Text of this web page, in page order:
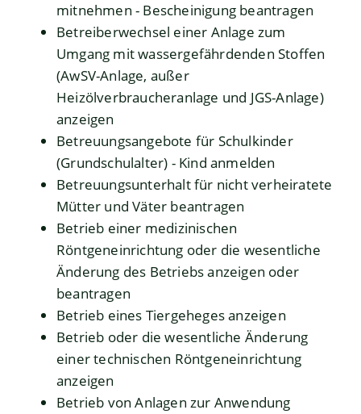
mitnehmen - Bescheinigung beantragen
Betreiberwechsel einer Anlage zum
Umgang mit wassergefährdenden Stoffen
(AwSV-Anlage, außer
Heizölverbraucheranlage und JGS-Anlage)
anzeigen
Betreuungsangebote für Schulkinder
(Grundschulalter) - Kind anmelden
Betreuungsunterhalt für nicht verheiratete
Mütter und Väter beantragen
Betrieb einer medizinischen
Röntgeneinrichtung oder die wesentliche
Änderung des Betriebs anzeigen oder
beantragen
Betrieb eines Tiergeheges anzeigen
Betrieb oder die wesentliche Änderung
einer technischen Röntgeneinrichtung
anzeigen
Betrieb von Anlagen zur Anwendung